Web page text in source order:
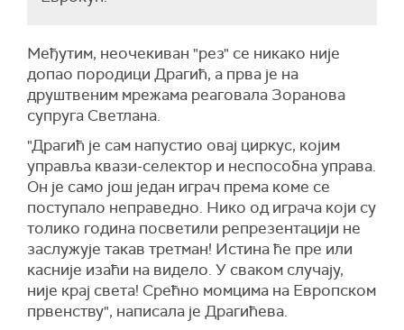
Међутим, неочекиван "рез" се никако није
допао породици Драгић, а прва је на
друштвеним мрежама реаговала Зоранова
супруга Светлана.
"Драгић је сам напустио овај циркус, којим
управља квази-селектор и неспособна управа.
Он је само још један играч према коме се
поступало неправедно. Нико од играча који су
толико година посветили репрезентацији не
заслужује такав третман! Истина ће пре или
касније изаћи на видело. У сваком случају,
није крај света! Срећно момцима на Европском
првенству", написала је Драгићева.